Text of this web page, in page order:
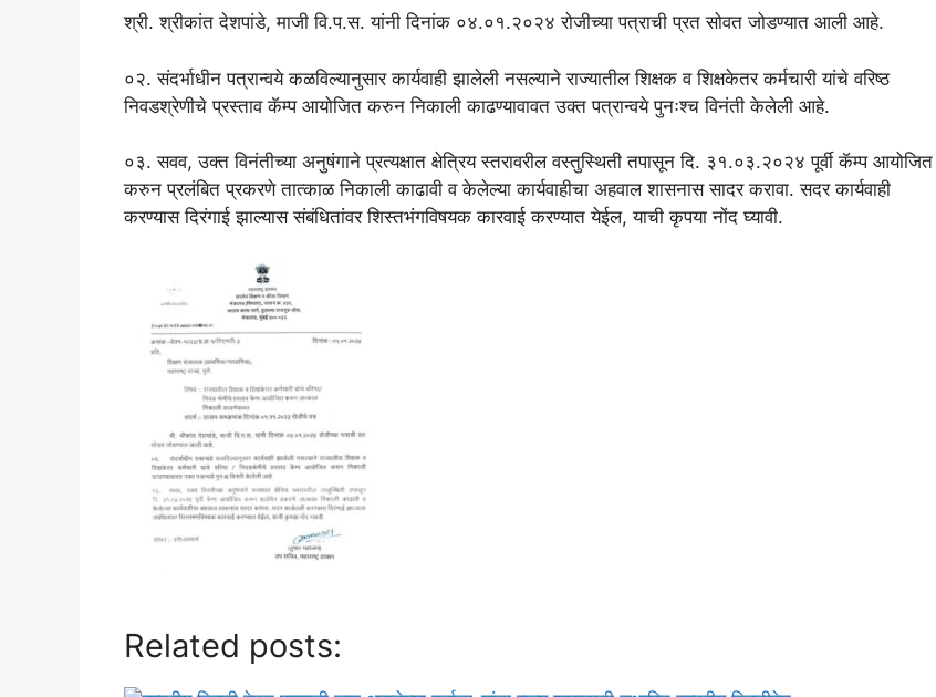
श्री. श्रीकांत देशपांडे, माजी वि.प.स. यांनी दिनांक ०४.०१.२०२४ रोजीच्या पत्राची प्रत सोवत जोडण्यात आली आहे.
०२. संदर्भाधीन पत्रान्वये कळविल्यानुसार कार्यवाही झालेली नसल्याने राज्यातील शिक्षक व शिक्षकेतर कर्मचारी यांचे वरिष्ठ
निवडश्रेणीचे प्रस्ताव कॅम्प आयोजित करुन निकाली काढण्यावावत उक्त पत्रान्वये पुनःश्च विनंती केलेली आहे.
०३. सवव, उक्त विनंतीच्या अनुषंगाने प्रत्यक्षात क्षेत्रिय स्तरावरील वस्तुस्थिती तपासून दि. ३१.०३.२०२४ पूर्वी कॅम्प आयोजित
करुन प्रलंबित प्रकरणे तात्काळ निकाली काढावी व केलेल्या कार्यवाहीचा अहवाल शासनास सादर करावा. सदर कार्यवाही
करण्यास दिरंगाई झाल्यास संबंधितांवर शिस्तभंगविषयक कारवाई करण्यात येईल, याची कृपया नोंद घ्यावी.
Related posts: